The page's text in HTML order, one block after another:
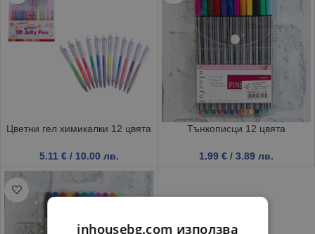
Цветни гел химикалки 12 цвята
5.11 € / 10.00 лв.
Тънкописци 12 цвята
1.99 € / 3.89 лв.
inhousebg.com използва